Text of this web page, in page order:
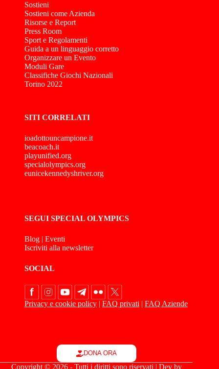
Sostieni
Sostieni come Azienda
Risorse e Report
Press Room
Sport e Regolamenti
Guida a un linguaggio corretto
Organizzare un Evento
Moduli Gare
Classifiche Giochi Nazionali
Torino 2022
SITI CORRELATI
ioadottouncampione.it
beacoach.it
playunified.org
specialolympics.org
eunicekennedyshriver.org
SEGUI SPECIAL OLYMPICS
Blog | Eventi
Iscriviti alla newsletter
SOCIAL
Privacy e cookie policy | FAQ privati | FAQ Aziende
DONA ORA
Copyright © 2026 - Tutti i diritti sono riservati | Dev by